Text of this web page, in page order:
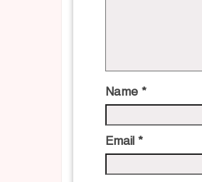
Name *
Email *